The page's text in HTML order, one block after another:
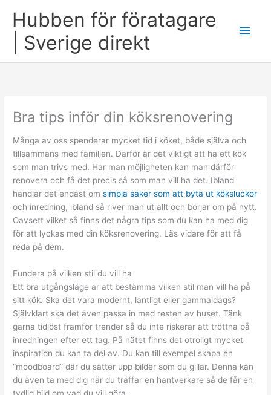
content
Hubben för föratagare
| Sverige direkt
Main
Bra tips inför din köksrenovering
Många av oss spenderar mycket tid i köket, både själva och
tillsammans med familjen. Därför är det viktigt att ha ett kök
som man trivs med. Har man möjligheten kan man därför
renovera och få det precis så som man vill ha det. Ibland
handlar det endast omsimpla saker som att byta ut köksluckor
och inredning, ibland så river man ut allt och börjar om på nytt.
Oavsett vilket så finns det några tips som du kan ha med dig
för att lyckas med din köksrenovering. Läs vidare för att få
reda på dem.
Fundera på vilken stil du vill ha
Ett bra utgångsläge är att bestämma vilken stil man vill ha på
sitt kök. Ska det vara modernt, lantligt eller gammaldags?
Självklart ska det även passa in med resten av huset. Tänk
gärna tidlöst framför trender så du inte riskerar att tröttna på
inredningen efter ett tag. På nätet finns det otroligt mycket
inspiration du kan ta del av. Du kan till exempel skapa en
“moodboard” där du sätter upp bilder som du gillar. Denna kan
du även ta med dig när du träffar en hantverkare så de får en